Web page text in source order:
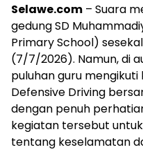
Selawe.com – Suara
gedung SD
Primary School)
(7/7/2026). Namun, di
puluhan guru
Defensive Driving
dengan penuh
kegiatan tersebut
tentang keselamatan